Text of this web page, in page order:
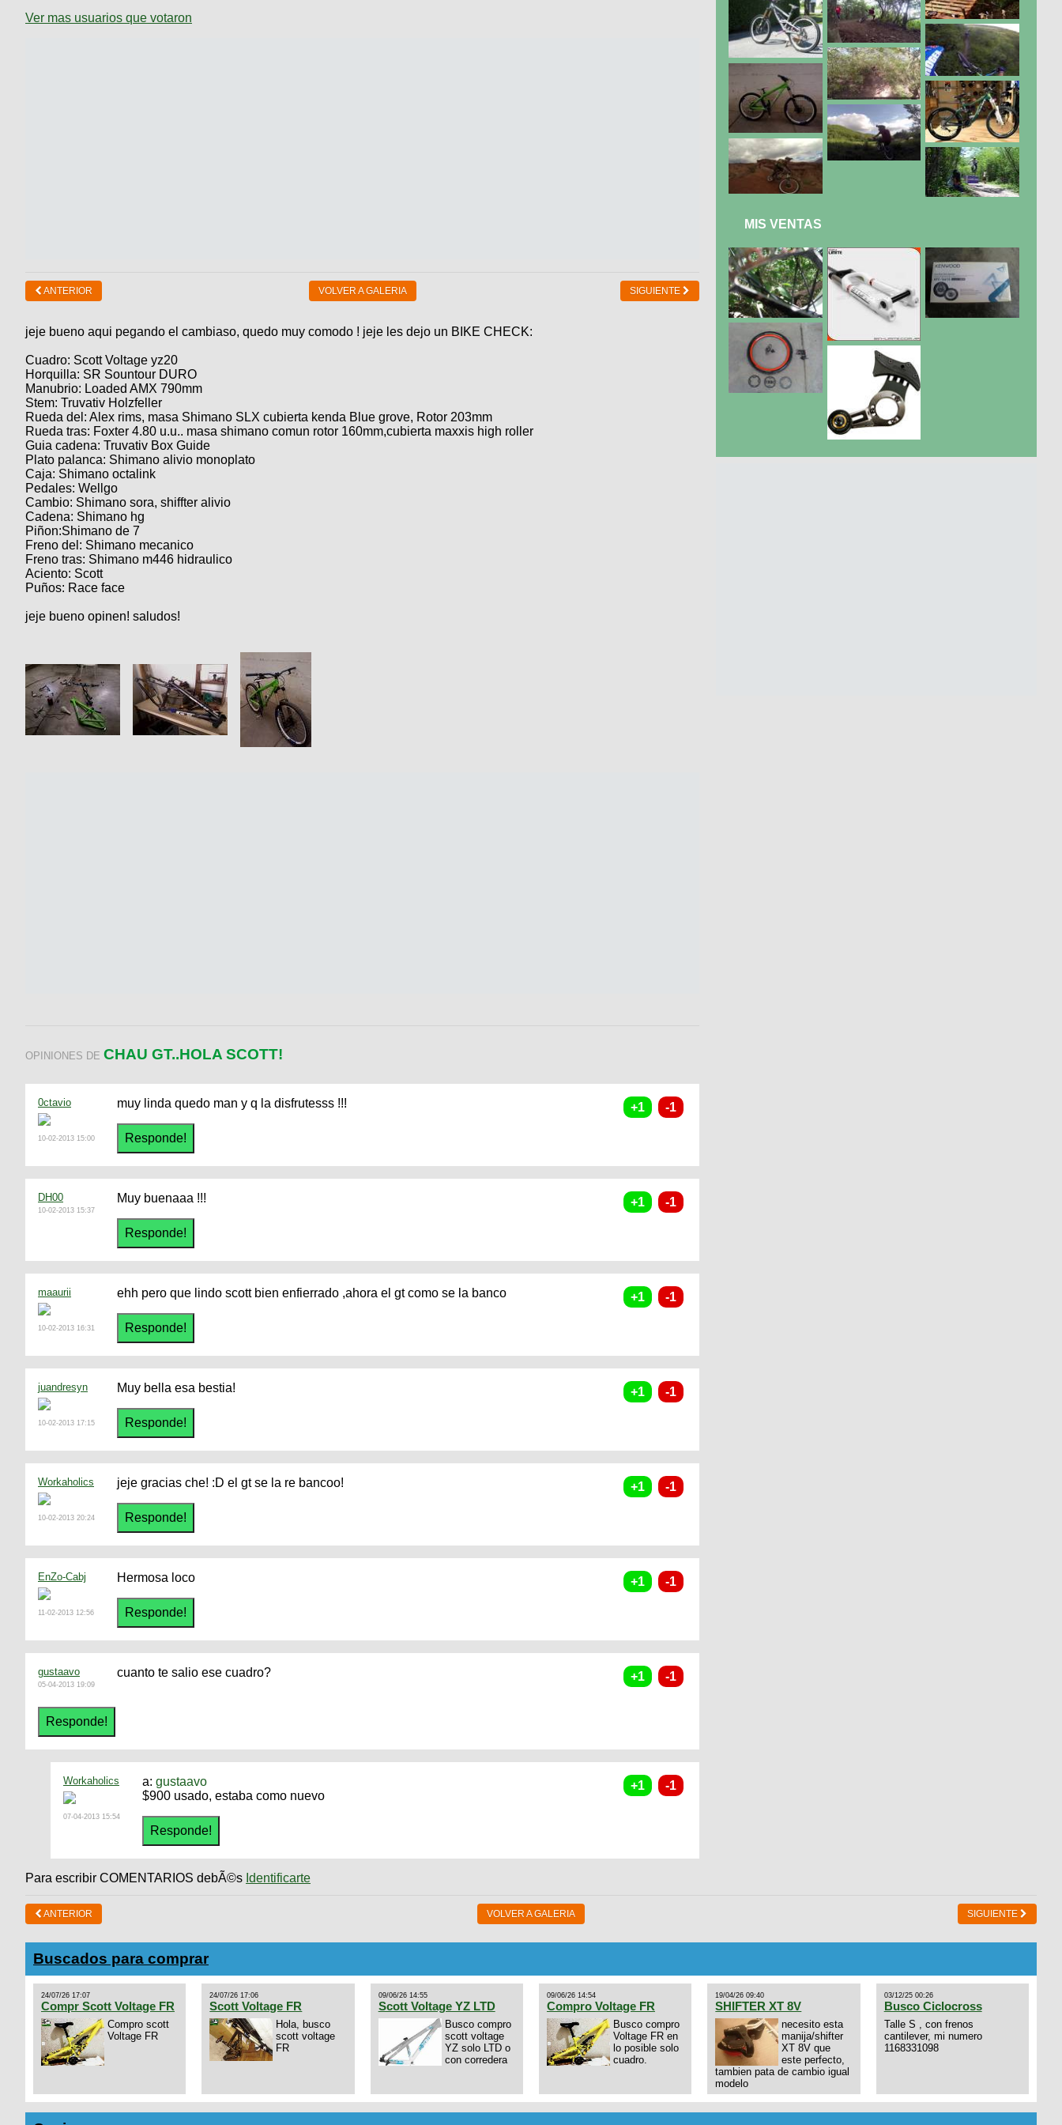
Ver mas usuarios que votaron
ANTERIOR VOLVER A GALERIA SIGUIENTE
jeje bueno aqui pegando el cambiaso, quedo muy comodo ! jeje les dejo un BIKE CHECK:
Cuadro: Scott Voltage yz20
Horquilla: SR Sountour DURO
Manubrio: Loaded AMX 790mm
Stem: Truvativ Holzfeller
Rueda del: Alex rims, masa Shimano SLX cubierta kenda Blue grove, Rotor 203mm
Rueda tras: Foxter 4.80 u.u.. masa shimano comun rotor 160mm,cubierta maxxis high roller
Guia cadena: Truvativ Box Guide
Plato palanca: Shimano alivio monoplato
Caja: Shimano octalink
Pedales: Wellgo
Cambio: Shimano sora, shiffter alivio
Cadena: Shimano hg
Piñon:Shimano de 7
Freno del: Shimano mecanico
Freno tras: Shimano m446 hidraulico
Aciento: Scott
Puños: Race face
jeje bueno opinen! saludos!
OPINIONES DE CHAU GT..HOLA SCOTT!
0ctavio
10-02-2013 15:00
muy linda quedo man y q la disfrutesss !!!
DH00
10-02-2013 15:37
Muy buenaaa !!!
maaurii
10-02-2013 16:31
ehh pero que lindo scott bien enfierrado ,ahora el gt como se la banco
juandresyn
10-02-2013 17:15
Muy bella esa bestia!
Workaholics
10-02-2013 20:24
jeje gracias che! :D el gt se la re bancoo!
EnZo-Cabj
11-02-2013 12:56
Hermosa loco
gustaavo
05-04-2013 19:09
cuanto te salio ese cuadro?
Workaholics
07-04-2013 15:54
a: gustaavo
$900 usado, estaba como nuevo
Para escribir COMENTARIOS debÃ©s Identificarte
MIS VENTAS
ANTERIOR VOLVER A GALERIA SIGUIENTE
Buscados para comprar
24/07/26 17:07
Compr Scott Voltage FR
Compro scott
Voltage FR
24/07/26 17:06
Scott Voltage FR
Hola, busco
scott voltage
FR
09/06/26 14:55
Scott Voltage YZ LTD
Busco compro
scott voltage
YZ solo LTD o
con corredera
09/06/26 14:54
Compro Voltage FR
Busco compro
Voltage FR en
lo posible solo
cuadro.
19/04/26 09:40
SHIFTER XT 8V
necesito esta
manija/shifter
XT 8V que
este perfecto,
tambien pata de cambio igual
modelo
03/12/25 00:26
Busco Ciclocross
Talle S , con frenos
cantilever, mi numero
1168331098